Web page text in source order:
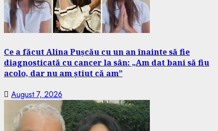
Ce a făcut Alina Pușcău cu un an înainte să fie
diagnosticată cu cancer la sân: „Am dat bani să fiu
acolo, dar nu am știut că am”
August 7, 2026